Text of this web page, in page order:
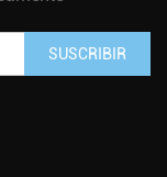
SUSCRIBIR